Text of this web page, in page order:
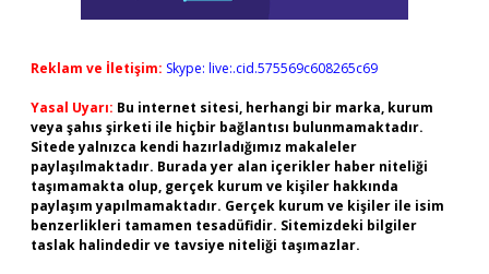
Reklam ve İletişim: Skype: live:.cid.575569c608265c69
Yasal Uyarı: Bu internet sitesi, herhangi bir marka, kurum
veya şahıs şirketi ile hiçbir bağlantısı bulunmamaktadır.
Sitede yalnızca kendi hazırladığımız makaleler
paylaşılmaktadır. Burada yer alan içerikler haber niteliği
taşımamakta olup, gerçek kurum ve kişiler hakkında
paylaşım yapılmamaktadır. Gerçek kurum ve kişiler ile isim
benzerlikleri tamamen tesadüfidir. Sitemizdeki bilgiler
taslak halindedir ve tavsiye niteliği taşımazlar.